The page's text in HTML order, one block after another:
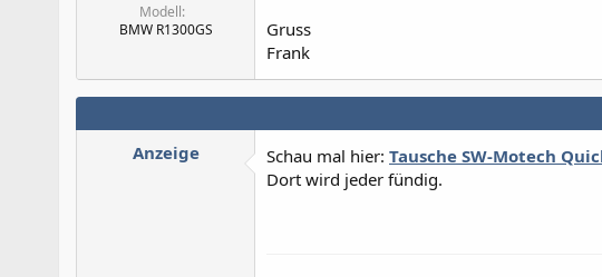
Modell
BMW R1300GS
Gruss
Frank
Anzeige Schau mal hier: Tausche SW-Motech
Dort wird jeder fündig.